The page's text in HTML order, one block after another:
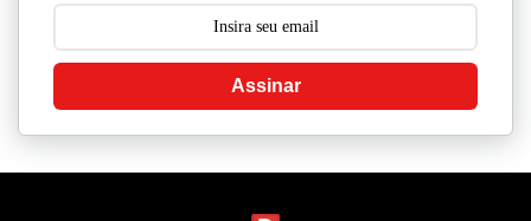
Assinar